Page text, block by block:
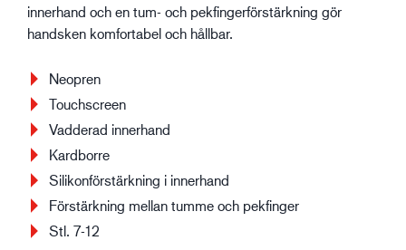
innerhand och en tum- och pekfingerförstärkning gör
handsken komfortabel och hållbar.
Neopren
Touchscreen
Vadderad innerhand
Kardborre
Silikonförstärkning i innerhand
Förstärkning mellan tumme och pekfinger
Stl. 7-12